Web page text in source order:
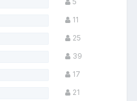
11
25
39
17
21